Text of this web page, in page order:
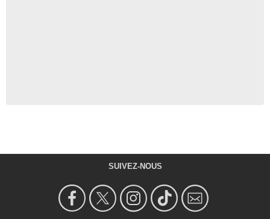
SUIVEZ-NOUS